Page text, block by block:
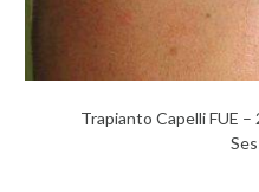
Trapianto Capelli FUE